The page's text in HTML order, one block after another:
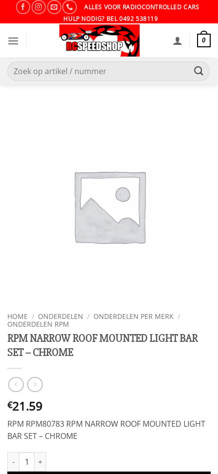
ALLES VOOR RADIOCONTROLLED CARS
HULP NODIG? BEL 0492 538119
0
Zoeken
naar:
HOME / ONDERDELEN / ONDERDELEN PER MERK /
ONDERDELEN RPM
RPM NARROW ROOF MOUNTED LIGHT BAR
SET – CHROME
€21.59
RPM RPM80783 RPM NARROW ROOF MOUNTED LIGHT
BAR SET – CHROME
RPM NARROW ROOF MOUNTED LIGHT BAR SET - CHROME aantal